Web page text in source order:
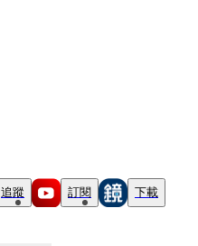
追蹤 訂閱 下載